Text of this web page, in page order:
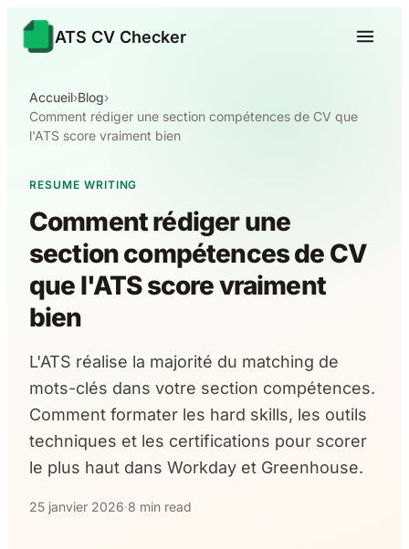
ATS CV Checker
Accueil›Blog›
Comment rédiger une section compétences de CV que
l'ATS score vraiment bien
RESUME WRITING
Comment rédiger une
section compétences de CV
que l'ATS score vraiment
bien
L'ATS réalise la majorité du matching de
mots-clés dans votre section compétences.
Comment formater les hard skills, les outils
techniques et les certifications pour scorer
le plus haut dans Workday et Greenhouse.
25 janvier 2026·8 min read